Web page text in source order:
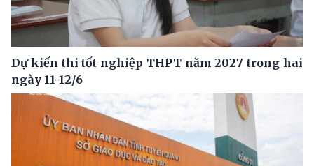
Dự kiến thi tốt nghiệp THPT năm 2027 trong hai
ngày 11-12/6